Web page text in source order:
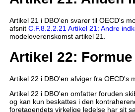
Artikel 21 i DBO'en svarer til OECD's
afsnit C.F.8.2.2.21 Artikel 21: Andre
modeloverenskomst artikel 21.
Artikel 22: Formue
Artikel 22 i DBO'en afviger fra OECD's
Artikel 22 i DBO'en omfatter foruden
og kan kun beskattes i den
foretagendets virkelige ledelse har sit